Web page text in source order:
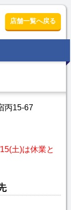
店舗一覧へ戻る
丙15-67
土)は休業と